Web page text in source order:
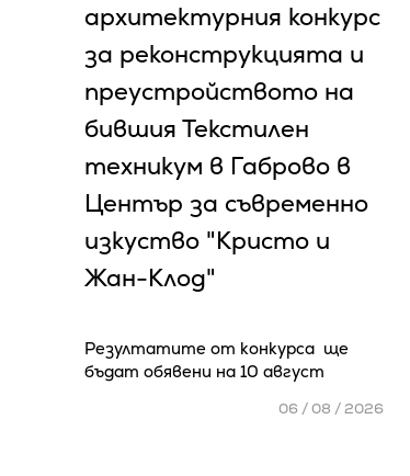
архитектурния конкурс
за реконструкцията и
преустройството на
бившия Текстилен
техникум в Габрово в
Център за съвременно
изкуство "Кристо и
Жан-Клод"
Резултатите от конкурса ще
бъдат обявени на 10 август
06 / 08 / 2026